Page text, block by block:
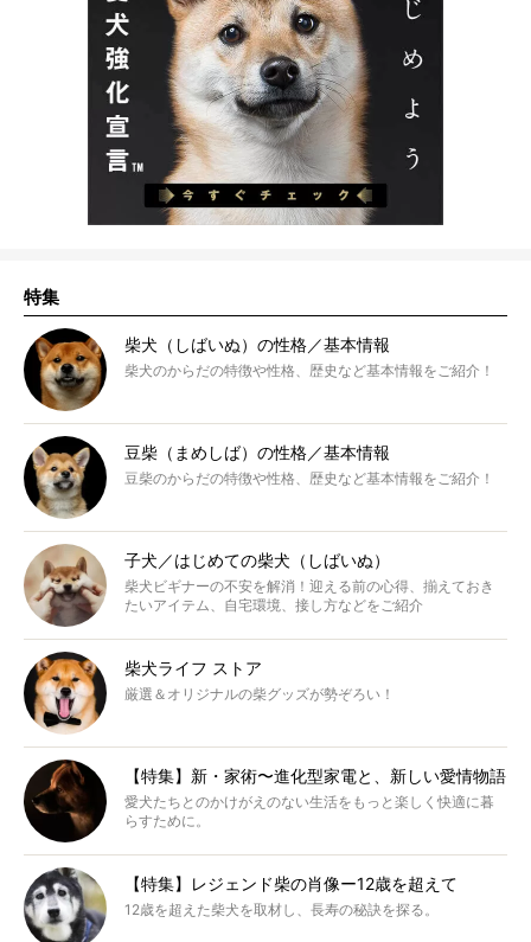
特集
柴犬（しばいぬ）の性格／基本情報
柴犬のからだの特徴や性格、歴史など基本情報をご紹介！
豆柴（まめしば）の性格／基本情報
豆柴のからだの特徴や性格、歴史など基本情報をご紹介！
子犬／はじめての柴犬（しばいぬ）
柴犬ビギナーの不安を解消！迎える前の心得、揃えておき
たいアイテム、自宅環境、接し方などをご紹介
柴犬ライフ ストア
厳選＆オリジナルの柴グッズが勢ぞろい！
【特集】新・家術〜進化型家電と、新しい愛情物語
愛犬たちとのかけがえのない生活をもっと楽しく快適に暮
らすために。
【特集】レジェンド柴の肖像ー12歳を超えて
12歳を超えた柴犬を取材し、長寿の秘訣を探る。